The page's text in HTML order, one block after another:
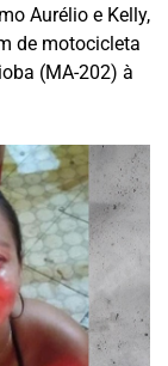
Aurélio e Kelly,
de motocicleta
(MA-202) à